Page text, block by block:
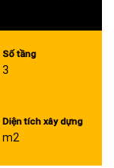
Số tầng
3
Diện tích xây dựng
m2